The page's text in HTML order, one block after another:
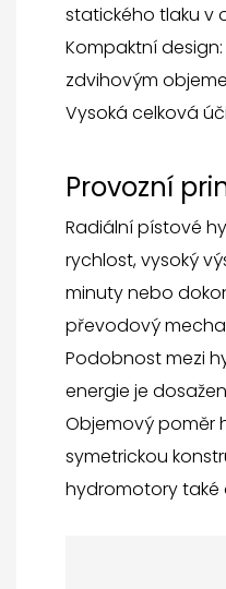
statického tlaku v
Kompaktní
zdvihovým
Vysoká celková
Provozní
Radiální pístové
rychlost, vysoký
minuty nebo
převodový
Podobnost mezi
energie je
Objemový poměr
symetrickou
hydromotory také